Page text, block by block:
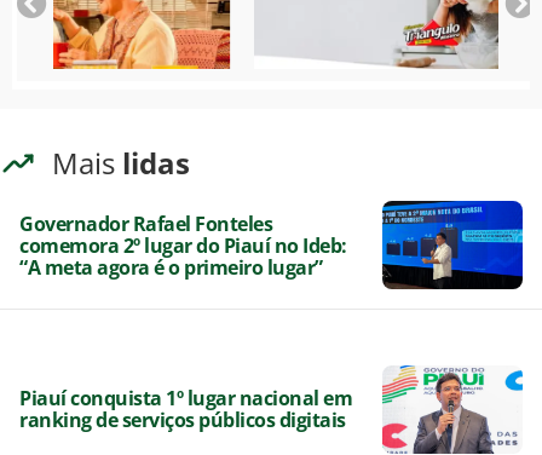
Mais lidas
Governador Rafael Fonteles
comemora 2º lugar do Piauí no Ideb:
“A meta agora é o primeiro lugar”
Piauí conquista 1º lugar nacional em
ranking de serviços públicos digitais